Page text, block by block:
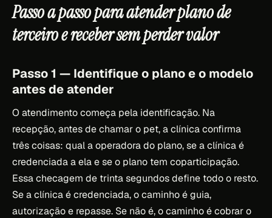
Passo a passo para atender plano de
terceiro e receber sem perder valor
Passo 1 — Identifique o plano e o modelo
antes de atender
O atendimento começa pela identificação. Na
recepção, antes de chamar o pet, a clínica confirma
três coisas: qual a operadora do plano, se a clínica é
credenciada a ela e se o plano tem coparticipação.
Essa checagem de trinta segundos define todo o resto.
Se a clínica é credenciada, o caminho é guia,
autorização e repasse. Se não é, o caminho é cobrar o